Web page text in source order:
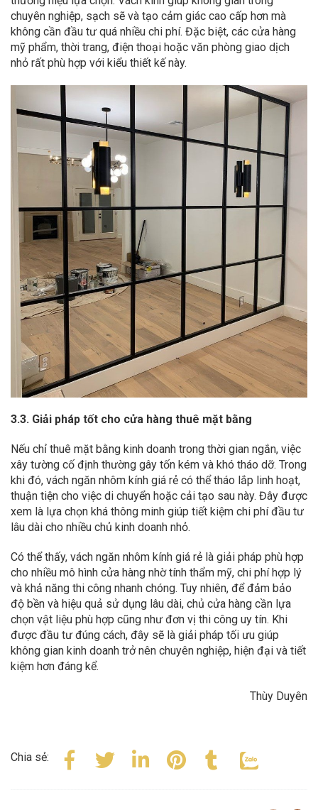
chuyên nghiệp, sạch sẽ và tạo cảm giác cao cấp hơn mà
không cần đầu tư quá nhiều chi phí. Đặc biệt, các cửa hàng
mỹ phẩm, thời trang, điện thoại hoặc văn phòng giao dịch
nhỏ rất phù hợp với kiểu thiết kế này.
3.3. Giải pháp tốt cho cửa hàng thuê mặt bằng
Nếu chỉ thuê mặt bằng kinh doanh trong thời gian ngắn, việc
xây tường cố định thường gây tốn kém và khó tháo dỡ. Trong
khi đó, vách ngăn nhôm kính giá rẻ có thể tháo lắp linh hoạt,
thuận tiện cho việc di chuyển hoặc cải tạo sau này. Đây được
xem là lựa chọn khá thông minh giúp tiết kiệm chi phí đầu tư
lâu dài cho nhiều chủ kinh doanh nhỏ.
Có thể thấy, vách ngăn nhôm kính giá rẻ là giải pháp phù hợp
cho nhiều mô hình cửa hàng nhờ tính thẩm mỹ, chi phí hợp lý
và khả năng thi công nhanh chóng. Tuy nhiên, để đảm bảo
độ bền và hiệu quả sử dụng lâu dài, chủ cửa hàng cần lựa
chọn vật liệu phù hợp cũng như đơn vị thi công uy tín. Khi
được đầu tư đúng cách, đây sẽ là giải pháp tối ưu giúp
không gian kinh doanh trở nên chuyên nghiệp, hiện đại và tiết
kiệm hơn đáng kể.
Thùy Duyên
Chia sẻ: